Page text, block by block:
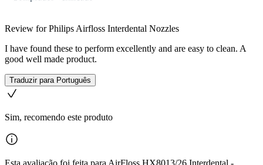
Review for Philips Airfloss Interdental Nozzles
I have found these to perform excellently and are easy to clean. A
good well made product.
Traduzir para Português
Sim, recomendo este produto